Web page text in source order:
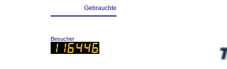
Gebrauchte
Besucher